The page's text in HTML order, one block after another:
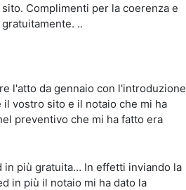
Complimenti per la coerenza e
..
l'atto da gennaio con l'introduzione
vostro sito e il notaio che mi ha
preventivo che mi ha fatto era
in più gratuita… In effetti inviando la
in più il notaio mi ha dato la